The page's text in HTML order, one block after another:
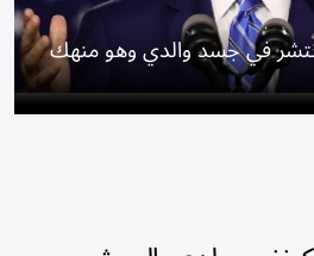
في جسد والدي وهو منهك